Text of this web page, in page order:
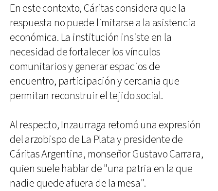
En este contexto, Cáritas considera que la
respuesta no puede limitarse a la asistencia
económica. La institución insiste en la
necesidad de fortalecer los vínculos
comunitarios y generar espacios de
encuentro, participación y cercanía que
permitan reconstruir el tejido social.
Al respecto, Inzaurraga retomó una expresión
del arzobispo de La Plata y presidente de
Cáritas Argentina, monseñor Gustavo Carrara,
quien suele hablar de "una patria en la que
nadie quede afuera de la mesa".